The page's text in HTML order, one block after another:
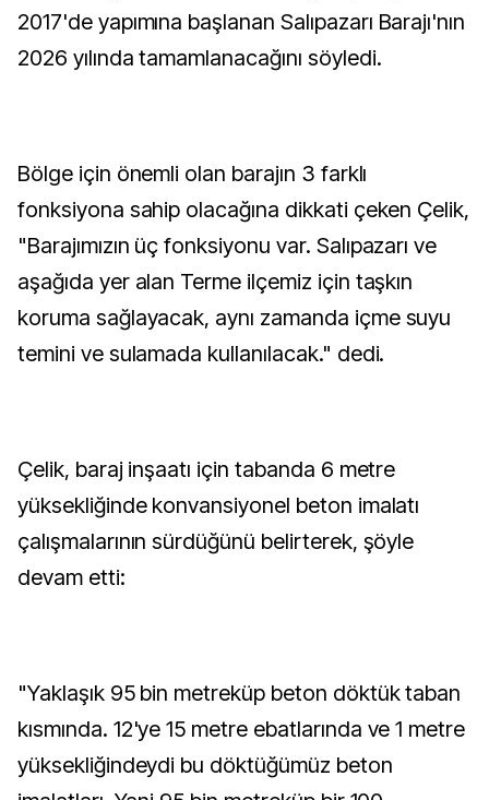
2017'de yapımına başlanan Salıpazarı Barajı'nın
2026 yılında tamamlanacağını söyledi.
Bölge için önemli olan barajın 3 farklı
fonksiyona sahip olacağına dikkati çeken Çelik,
"Barajımızın üç fonksiyonu var. Salıpazarı ve
aşağıda yer alan Terme ilçemiz için taşkın
koruma sağlayacak, aynı zamanda içme suyu
temini ve sulamada kullanılacak." dedi.
Çelik, baraj inşaatı için tabanda 6 metre
yüksekliğinde konvansiyonel beton imalatı
çalışmalarının sürdüğünü belirterek, şöyle
devam etti:
"Yaklaşık 95 bin metreküp beton döktük taban
kısmında. 12'ye 15 metre ebatlarında ve 1 metre
yüksekliğindeydi bu döktüğümüz beton